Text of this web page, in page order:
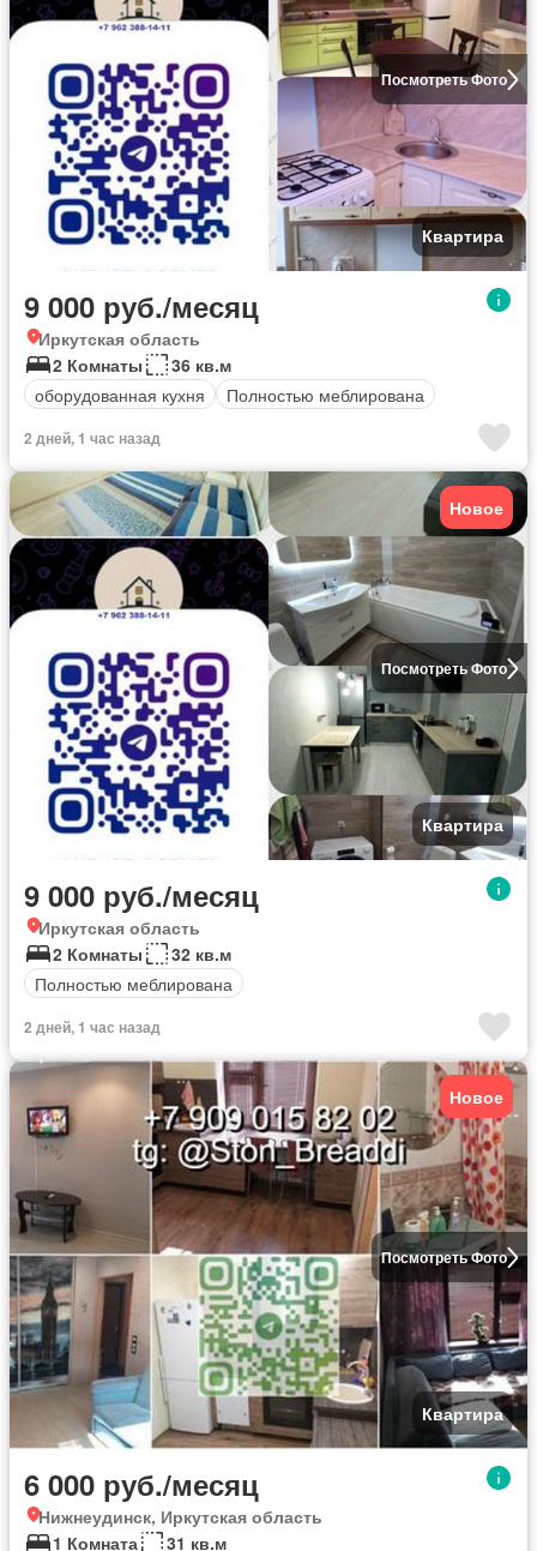
Посмотреть Фото
Квартира
9 000 руб./месяц
Иркутская область
2 Комнаты
36 кв.м
оборудованная кухня
Полностью меблирована
2 дней, 1 час назад
Посмотреть Фото
Новое
Квартира
9 000 руб./месяц
Иркутская область
2 Комнаты
32 кв.м
Полностью меблирована
2 дней, 1 час назад
Посмотреть Фото
Новое
Квартира
6 000 руб./месяц
Нижнеудинск, Иркутская область
1 Комната
31 кв.м